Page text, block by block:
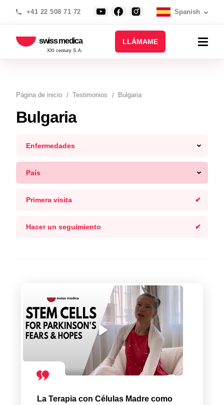
+41 22 508 71 72 Spanish
swiss medica
XXI century S.A.
LLÁMAME
Página de inicio Testimonios Bulgaria
Bulgaria
Enfermedades
País
Primera visita
Hacer un seguimiento
La Terapia con Células Madre como